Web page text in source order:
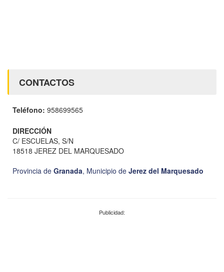
CONTACTOS
Teléfono: 958699565
DIRECCIÓN
C/ ESCUELAS, S/N
18518 JEREZ DEL MARQUESADO
Provincia de Granada, Municipio de Jerez del Marquesado
Publicidad: